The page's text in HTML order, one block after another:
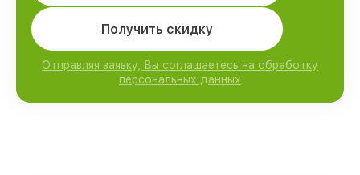
Получить скидку
Отправляя заявку, Вы соглашаетесь на обработку
персональных данных